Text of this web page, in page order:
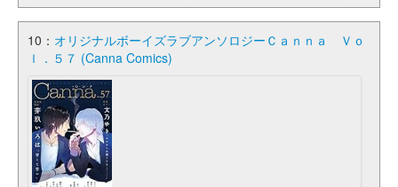
10： オリジナルボーイズラブアンソロジーＣａｎｎａ Ｖｏ
ｌ．５７ (Canna Comics)